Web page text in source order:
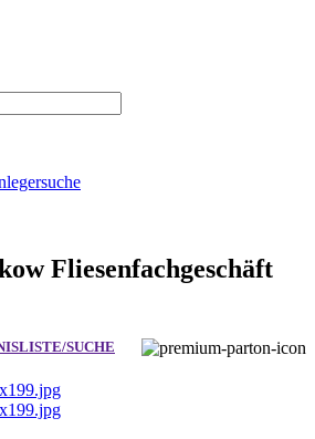
Fliesenfachgeschäft
SUCHE